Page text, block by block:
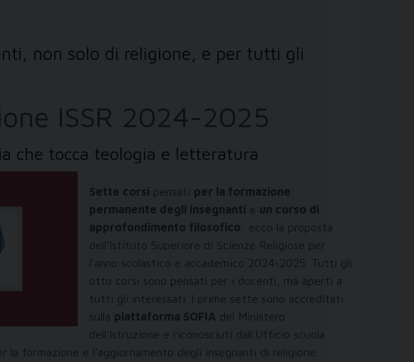
non solo di religione, e per tutti gli
ISSR 2024-2025
che tocca teologia e letteratura
Sette corsi pensati per la formazione
permanente degli insegnanti e un corso di
approfondimento filosofico : ecco la proposta
dell’Istituto Superiore di Scienze Religiose per
l’anno scolastico e accademico 2024-2025. Tutti gli
otto corsi sono pensati per i docenti, ma aperti a
tutti gli interessati. I prime sette sono accreditati
sulla piattaforma SOFIA del Ministero
dell’Istruzione e riconosciuti dall’Ufficio scuola
la formazione e l’aggiornamento degli insegnanti di religione.